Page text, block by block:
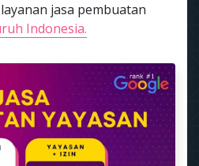
jasa pembuatan
Indonesia.